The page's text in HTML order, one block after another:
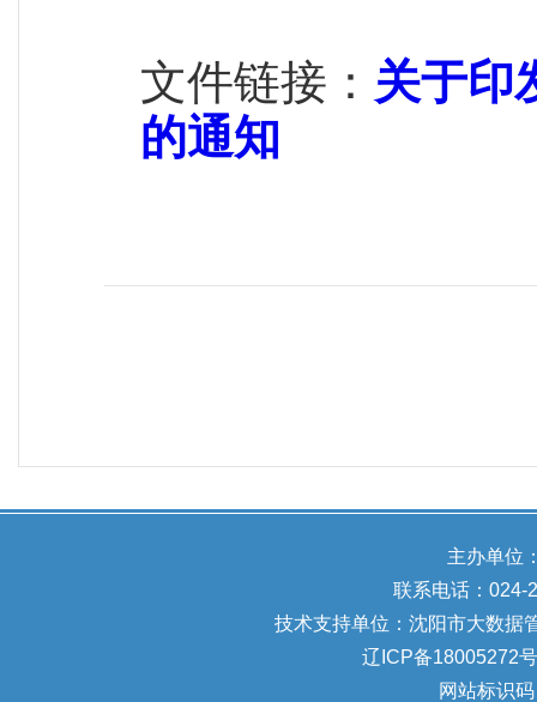
文件链接： 关于印
的通知